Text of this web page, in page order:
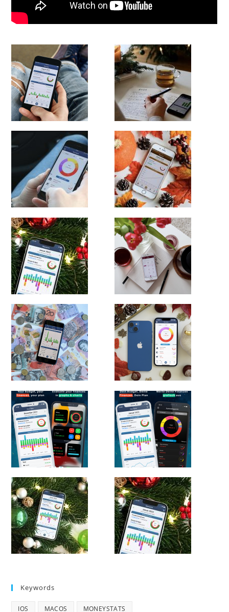
Keywords
IOS MACOS MONEYSTATS